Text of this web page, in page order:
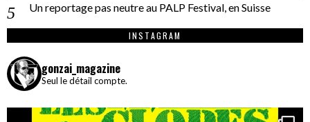
Un reportage pas neutre au PALP Festival, en Suisse
INSTAGRAM
gonzai_magazine
Seul le détail compte.